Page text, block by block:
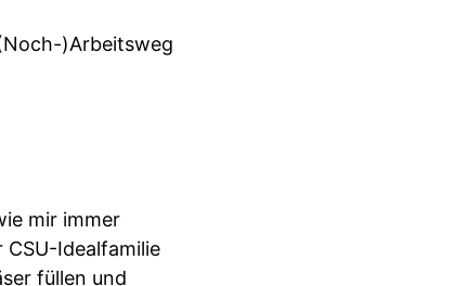
)Arbeitsweg
mir immer
Idealfamilie
füllen und